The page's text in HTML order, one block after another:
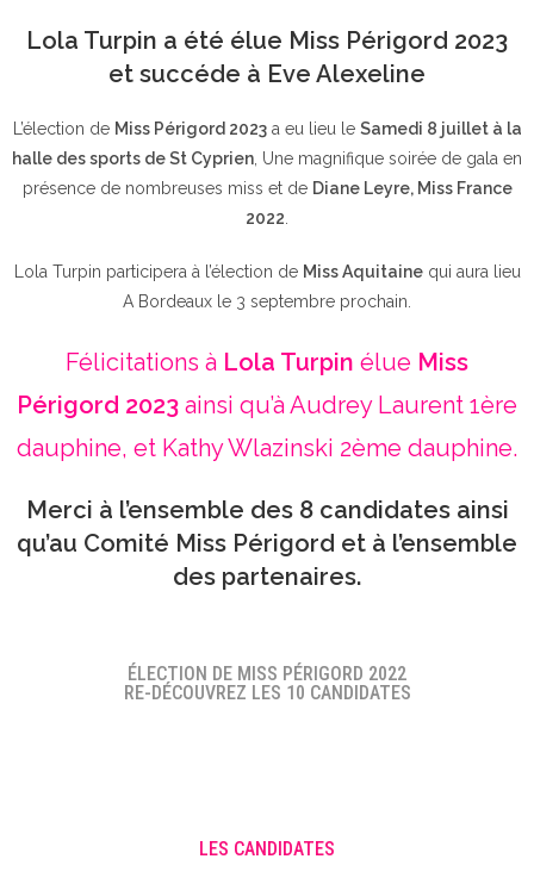
Lola Turpin a été élue Miss Périgord 2023
et succéde à Eve Alexeline
L’élection de Miss Périgord 2023a eu lieu le Samedi 8 juillet à la
halle des sports de St Cyprien , Une magnifique soirée de gala en
présence de nombreuses miss et de Diane Leyre, Miss France
2022
Lola Turpin participera à l’élection de Miss Aquitainequi aura lieu
A Bordeaux le 3 septembre prochain.
Félicitations à Lola Turpin élue Miss
Périgord 2023 ainsi qu’à Audrey Laurent 1ère
dauphine, et Kathy Wlazinski 2ème dauphine.
Merci à l’ensemble des 8 candidates ainsi
qu’au Comité Miss Périgord et à l’ensemble
des partenaires.
ÉLECTION DE MISS PÉRIGORD 2022
RE-DÉCOUVREZ LES 10 CANDIDATES
LES CANDIDATES